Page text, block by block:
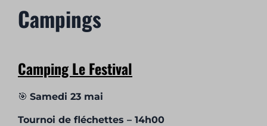
Campings
Camping Le Festival
🎯Samedi 23 mai
Tournoi de fléchettes – 14h00